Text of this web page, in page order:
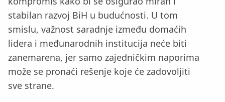
stabilan razvoj BiH u budućnosti. U tom
smislu, važnost saradnje između domaćih
lidera i međunarodnih institucija neće biti
zanemarena, jer samo zajedničkim naporima
može se pronaći rešenje koje će zadovoljiti
sve strane.